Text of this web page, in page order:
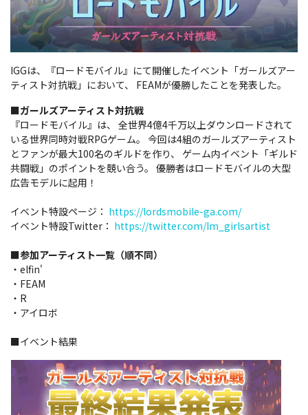
IGGは、『ロードモバイル』にて開催したイベント「ガールズアー
ティスト対抗戦」において、 FEAMが優勝したことを発表した。
■ガールズアーティスト対抗戦
『ロードモバイル』は、 全世界4億4千万以上ダウンロードされて
いる世界同時対戦RPGゲーム。 今回は4組のガールズアーティスト
とファンが最大100名のギルドを作り、 ゲーム内イベント「ギルド
共闘戦」のポイントを競い合う。 優勝者はロードモバイルの大型
広告モデルに起用！
イベント特設ページ： https://lordsmobile-ga.com/
イベント特設Twitter： https://twitter.com/Im_girlsartist
■参加アーティスト一覧（順不同）
・elfin'
・FEAM
・R
・アイロボ
■イベント結果